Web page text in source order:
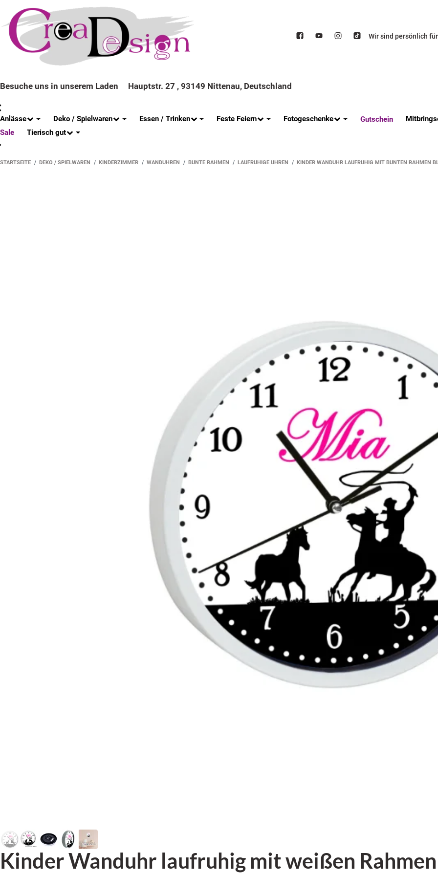
Wir sind persönlich
Besuche uns in unserem Laden Hauptstr. 27 , 93149 Nittenau, Deutschland
Anlässe Deko / Spielwaren Essen / Trinken Feste Feiern Fotogeschenke Gutschein
Sale
Tierisch gut
STARTSEITE DEKO / SPIELWAREN KINDERZIMMER WANDUHREN BUNTE RAHMEN LAUFRUHIGE UHREN KINDER WANDUHR LAUFRUHIG MIT BUNTEN RAHMEN
Kinder Wanduhr laufruhig mit weißen